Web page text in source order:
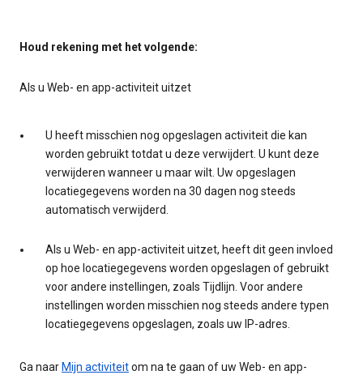
Houd rekening met het volgende:
Als u Web- en app-activiteit uitzet
U heeft misschien nog opgeslagen activiteit die kan
worden gebruikt totdat u deze verwijdert. U kunt deze
verwijderen wanneer u maar wilt. Uw opgeslagen
locatiegegevens worden na 30 dagen nog steeds
automatisch verwijderd.
Als u Web- en app-activiteit uitzet, heeft dit geen invloed
op hoe locatiegegevens worden opgeslagen of gebruikt
voor andere instellingen, zoals Tijdlijn. Voor andere
instellingen worden misschien nog steeds andere typen
locatiegegevens opgeslagen, zoals uw IP-adres.
Ga naar Mijn activiteitom na te gaan of uw Web- en app-